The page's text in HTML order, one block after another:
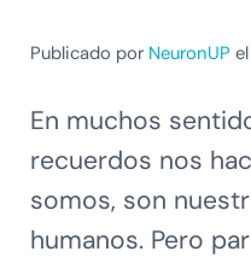
Publicado por NeuronUP
En muchos
recuerdos nos
somos, son
humanos. Pero